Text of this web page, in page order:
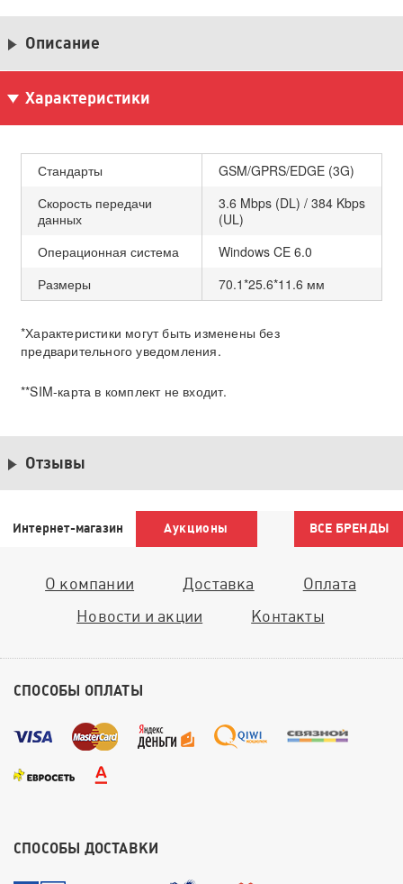
Описание
Характеристики
Стандарты
GSM/GPRS/EDGE (3G)
Скорость передачи
данных
3.6 Mbps (DL) / 384 Kbps
(UL)
Операционная система
Windows CE 6.0
Размеры
70.1*25.6*11.6 мм
*Характеристики могут быть изменены без
предварительного уведомления.
**SIM-карта в комплект не входит.
Отзывы
Интернет-магазин Аукционы ВСЕ БРЕНДЫ
О компании Доставка
Оплата
Новости и акции
Контакты
СПОСОБЫ ОПЛАТЫ
СПОСОБЫ ДОСТАВКИ